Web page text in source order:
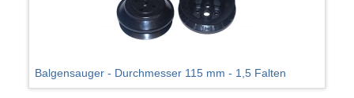
Balgensauger - Durchmesser 115 mm - 1,5 Falten